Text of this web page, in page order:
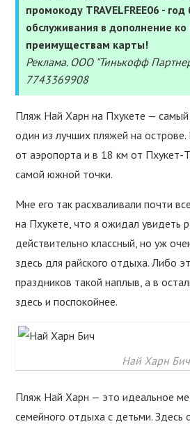
ПОДДЕРЖАТЬ
промокоду TRAVELFREE06 - год
обслуживания в дополнение ко
преимуществам карты!
Реклама. ООО "Тинькофф
7743369908
Пляж Най Харн на Пхукете —
один из лучших пляжей на
от аэропорта и в 18 км от Пхукет-
самой южной точки.
Мне его так расхваливали почти
на Пхукете, что я ожидал увидеть
действительно классный, но уж
здесь для райского отдыха. Либо
праздников такой наплыв, а в
здесь и поспокойнее.
Най Харн Бич
Пляж Най Харн — это идеальное
семейного отдыха с детьми. Здесь